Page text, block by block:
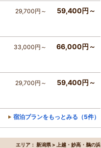
29,700円～ 59,400円～
33,000円～ 66,000円～
29,700円～ 59,400円～
宿泊プランをもっとみる（5件）
エリア： 新潟県 > 上越・妙高・鵜の浜